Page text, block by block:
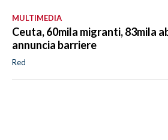
MULTIMEDIA
Ceuta, 60mila migranti, 83mila
annuncia barriere
Red